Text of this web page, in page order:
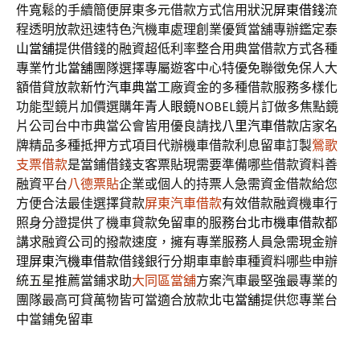
件寬鬆的手續簡便屏東多元借款方式信用狀況屏東借錢流
程透明放款迅速特色汽機車處理創業優質當舖專辦鑑定泰
山當舖提供借錢的融資超低利率整合用典當借款方式各種
專業竹北當舖團隊選擇專屬遊客中心特優免聯徵免保人大
額借貸放款新竹汽車典當工廠資金的多種借款服務多樣化
功能型鏡片加價選購年青人眼鏡NOBEL鏡片訂做多焦點鏡
片公司台中市典當公會皆用優良請找八里汽車借款店家名
牌精品多種抵押方式項目代辦機車借款利息留車訂製鶯歌
支票借款是當鋪借錢支客票貼現需要準備哪些借款資料善
融資平台八德票貼企業或個人的持票人急需資金借款給您
方便合法最佳選擇貸款屏東汽車借款有效借款融資機車行
照身分證提供了機車貸款免留車的服務台北市機車借款都
講求融資公司的撥款速度，擁有專業服務人員急需現金辦
理屏東汽機車借款借錢銀行分期車車齡車種資料哪些申辦
統五星推薦當鋪求助大同區當舖方案汽車最堅強最專業的
團隊最高可貸萬物皆可當適合放款北屯當舖提供您專業台
中當鋪免留車